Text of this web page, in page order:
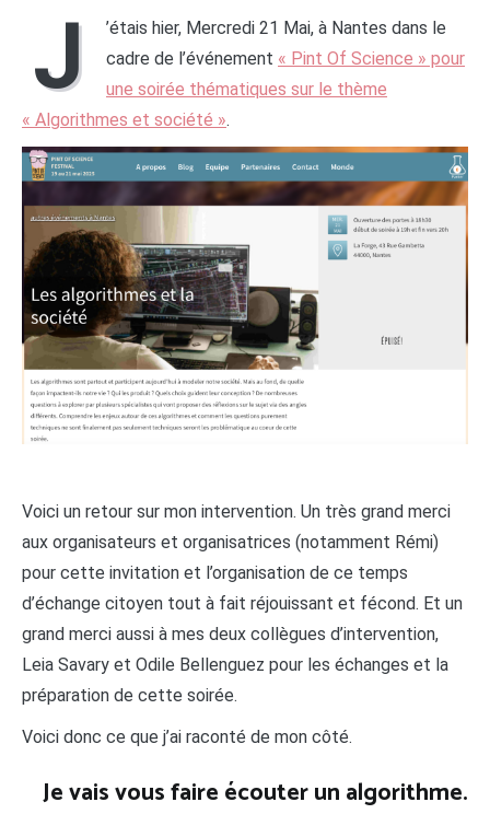
J
’étais hier, Mercredi 21 Mai, à Nantes dans le
cadre de l’événement « Pint Of Science » pour
une soirée thématiques sur le thème
« Algorithmes et société ».
Voici un retour sur mon intervention. Un très grand merci
aux organisateurs et organisatrices (notamment Rémi)
pour cette invitation et l’organisation de ce temps
d’échange citoyen tout à fait réjouissant et fécond. Et un
grand merci aussi à mes deux collègues d’intervention,
Leia Savary et Odile Bellenguez pour les échanges et la
préparation de cette soirée.
Voici donc ce que j’ai raconté de mon côté.
Je vais vous faire écouter un algorithme.